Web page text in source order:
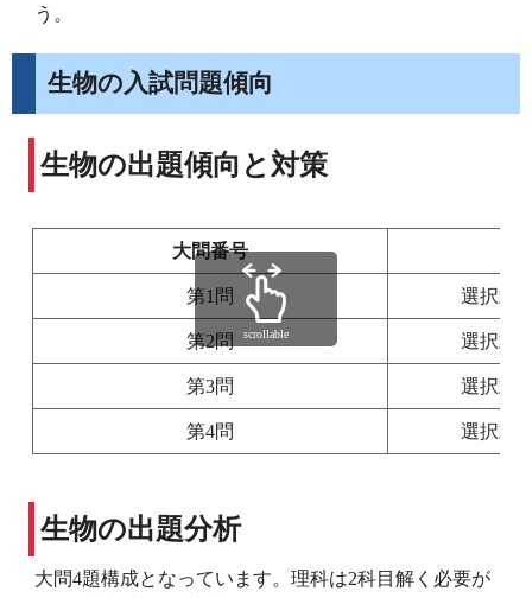
う。
生物の入試問題傾向
生物の出題傾向と対策
大問番号
第1問 選択式
第2問 選択式
第3問 選択式
第4問 選択式
scrollable
生物の出題分析
大問4題構成となっています。理科は2科目解く必要が